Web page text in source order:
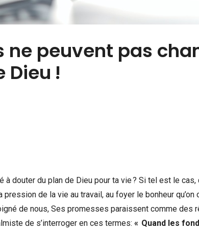
ne peuvent pas
!
douter du plan de Dieu pour ta vie ? Si tel est le cas,
de la vie au travail, au foyer le bonheur
de nous, Ses promesses paraissent comme des
de s’interroger en ces termes: « Quand les